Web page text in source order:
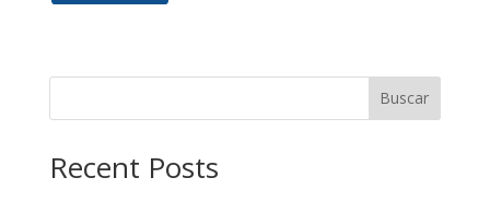
Buscar
Recent Posts